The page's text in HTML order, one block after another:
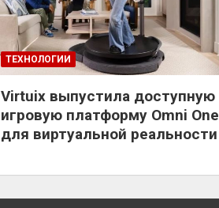
ТЕХНОЛОГИИ
Virtuix выпустила доступную
игровую платформу Omni One
для виртуальной реальности